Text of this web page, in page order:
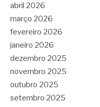
abril 2026
março 2026
fevereiro 2026
janeiro 2026
dezembro 2025
novembro 2025
outubro 2025
setembro 2025